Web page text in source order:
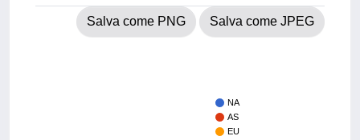
Salva come PNG Salva come JPEG
NA
AS
EU